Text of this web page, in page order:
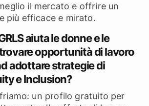
il mercato e offrire un
più efficace e mirato.
aiuta le donne e le
opportunità di lavoro
adottare strategie di
e Inclusion?
un profilo gratuito per